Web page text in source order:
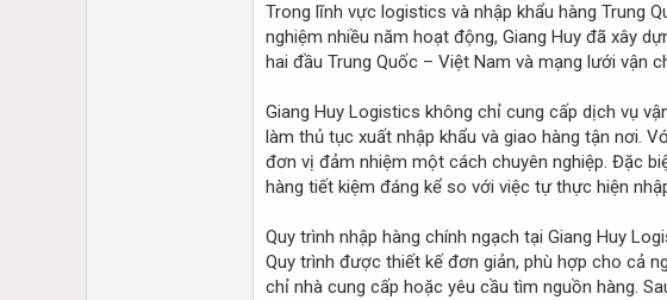
Trong lĩnh vực logistics và nhập khẩu hàng Trung
nghiệm nhiều năm hoạt động, Giang Huy đã xây
hai đầu Trung Quốc – Việt Nam và mạng lưới vận
Giang Huy Logistics không chỉ cung cấp dịch vụ
làm thủ tục xuất nhập khẩu và giao hàng tận nơi.
đơn vị đảm nhiệm một cách chuyên nghiệp. Đặc
hàng tiết kiệm đáng kể so với việc tự thực hiện
Quy trình nhập hàng chính ngạch tại Giang Huy
Quy trình được thiết kế đơn giản, phù hợp cho cả
chỉ nhà cung cấp hoặc yêu cầu tìm nguồn hàng.